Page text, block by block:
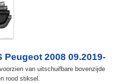
2008 09.2019-
van uitschuifbare bovenzijde
rood stiksel.